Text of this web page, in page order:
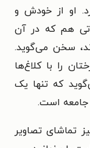
او از خودش و
هم که در آن
سخن می‌گوید.
را با کلاغ‌ها
که تنها یک
جامعه است.
تماشای تصاویر